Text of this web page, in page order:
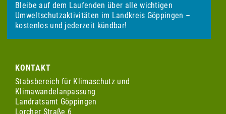
Bleibe auf dem Laufenden über alle wichtigen
Umweltschutzaktivitäten im Landkreis Göppingen –
kostenlos und jederzeit kündbar!
KONTAKT
Stabsbereich für Klimaschutz und
Klimawandelanpassung
Landratsamt Göppingen
Lorcher Straße 6